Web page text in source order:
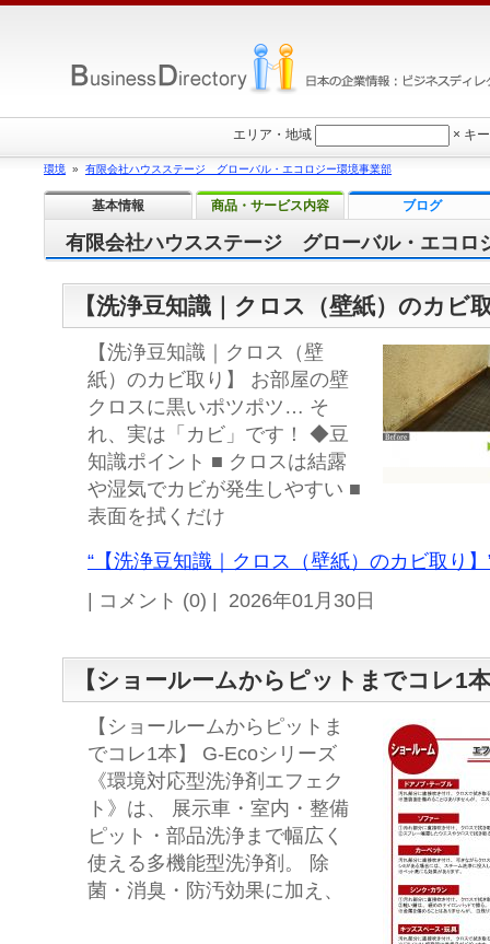
有限会社ハウスステージ グローバル・エコロ
【洗浄豆知識｜クロス（壁紙）のカビ
【洗浄豆知識｜クロス（壁
紙）のカビ取り】 お部屋の壁
クロスに黒いポツポツ… そ
れ、実は「カビ」です！ ◆豆
知識ポイント ■ クロスは結露
や湿気でカビが発生しやすい ■
表面を拭くだけ
“【洗浄豆知識｜クロス（壁紙）のカビ取り
| コメント (0) | 2026年01月30日
【ショールームからピットまでコレ1
【ショールームからピットま
でコレ1本】 G-Ecoシリーズ
《環境対応型洗浄剤エフェク
ト》は、 展示車・室内・整備
ピット・部品洗浄まで幅広く
使える多機能型洗浄剤。 除
菌・消臭・防汚効果に加え、
エリア・地域 × キ
環境 » 有限会社ハウスステージ グローバル・エコロジー環境事業部
基本情報 商品・サービス内容 ブログ